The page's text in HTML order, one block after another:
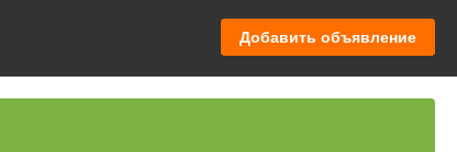
Добавить объявление